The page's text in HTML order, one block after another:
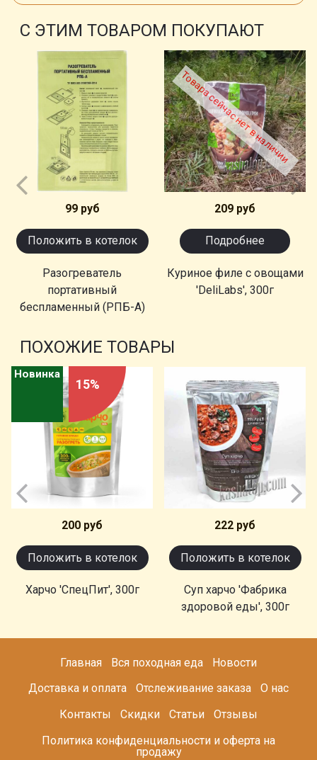
С ЭТИМ ТОВАРОМ ПОКУПАЮТ
99 руб
Положить в котелок
Разогреватель
портативный
беспламенный (РПБ-А)
Товара сейчас нет в наличии
209 руб
Подробнее
Куриное филе с овощами
'DeliLabs', 300г
ПОХОЖИЕ ТОВАРЫ
Новинка
15%
200 руб
Положить в котелок
Харчо 'СпецПит', 300г
222 руб
Положить в котелок
Суп харчо 'Фабрика
здоровой еды', 300г
Главная Вся походная еда
Новости
Доставка и оплата
Отслеживание заказа
О нас
Контакты
Скидки Статьи
Отзывы
Политика конфиденциальности и оферта на
продажу